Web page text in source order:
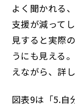
よく聞かれる
支援が減って
見すると実際
うにも見える
えながら、詳
図表9は「5.自